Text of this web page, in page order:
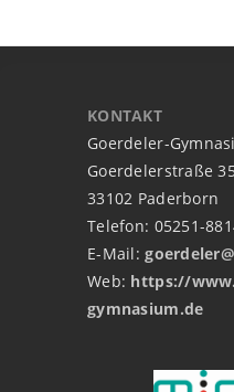
KONTAKT
Goerdeler-
Goerdelerstraße
33102 Paderborn
Telefon: 05251-
E-Mail:
Web: https://
gymnasium.de